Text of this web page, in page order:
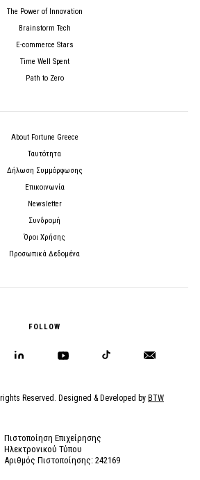
The Power of Innovation
Brainstorm Tech
E-commerce Stars
Time Well Spent
Path to Zero
About Fortune Greece
Ταυτότητα
Δήλωση Συμμόρφωσης
Επικοινωνία
Newsletter
Συνδρομή
Όροι Χρήσης
Προσωπικά Δεδομένα
FOLLOW
Reserved. Designed & Developed by BTW
Πιστοποίηση Επιχείρησης
Ηλεκτρονικού Τύπου
Αριθμός Πιστοποίησης: 242169